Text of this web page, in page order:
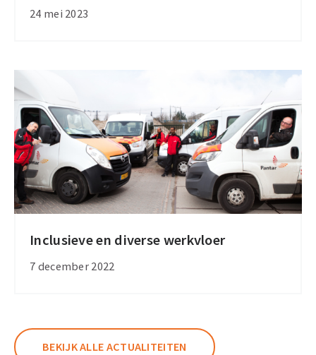
24 mei 2023
het
werkplek
Inclusieve en diverse werkvloer
7 december 2022
Inclusieve
en
BEKIJK ALLE ACTUALITEITEN